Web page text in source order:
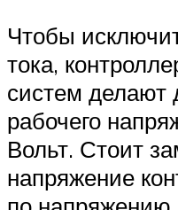
Чтобы
тока,
систем делают
рабочего
Вольт. Стоит
напряжение